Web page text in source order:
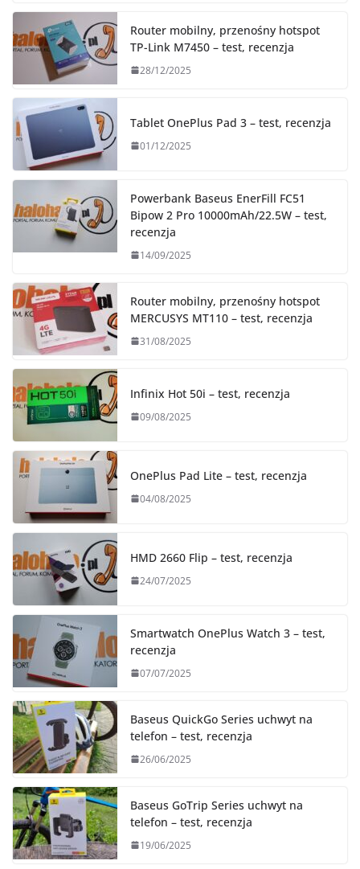
Router mobilny, przenośny hotspot
TP-Link M7450 – test, recenzja
28/12/2025
Tablet OnePlus Pad 3 – test, recenzja
01/12/2025
Powerbank Baseus EnerFill FC51
Bipow 2 Pro 10000mAh/22.5W – test,
recenzja
14/09/2025
Router mobilny, przenośny hotspot
MERCUSYS MT110 – test, recenzja
31/08/2025
Infinix Hot 50i – test, recenzja
09/08/2025
OnePlus Pad Lite – test, recenzja
04/08/2025
HMD 2660 Flip – test, recenzja
24/07/2025
Smartwatch OnePlus Watch 3 – test,
recenzja
07/07/2025
Baseus QuickGo Series uchwyt na
telefon – test, recenzja
26/06/2025
Baseus GoTrip Series uchwyt na
telefon – test, recenzja
19/06/2025